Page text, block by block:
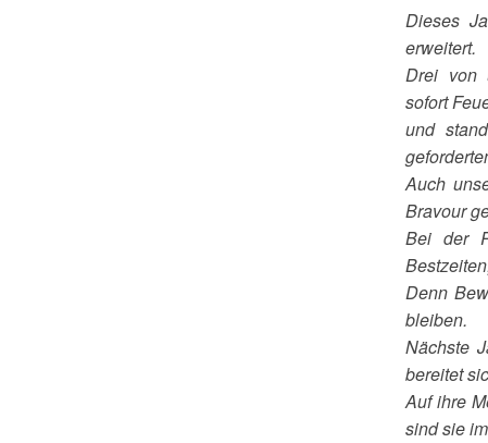
Dieses
erweitert.
Drei von
sofort
und
Auch
Bravour
Bei der
Denn
bleiben.
Nächste
bereitet
Auf ihre
sind sie